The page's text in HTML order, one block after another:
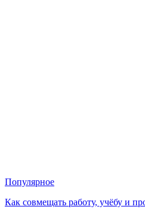
Популярное
Как совмещать работу, учёбу и